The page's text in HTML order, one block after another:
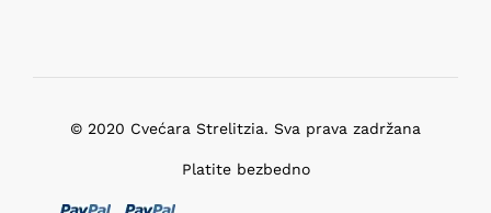
© 2020 Cvećara Strelitzia. Sva prava zadržana
Platite bezbedno